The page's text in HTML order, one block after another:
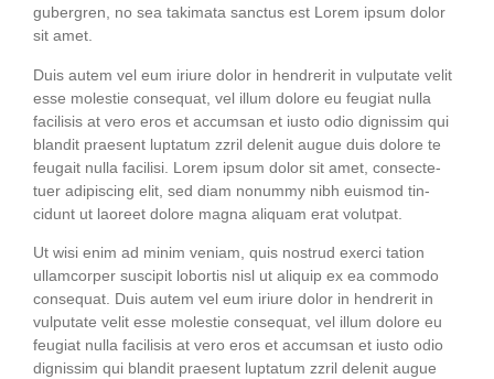
guber­gren, no sea taki­ma­ta sanc­tus est Lorem ipsum dolor
sit amet.
Duis autem vel eum iri­ure dolor in hendre­rit in vul­pu­ta­te velit
esse moles­tie con­se­quat, vel illum dolo­re eu feu­gi­at nulla
faci­li­sis at vero eros et accum­san et ius­to odio dig­nis­sim qui
blan­dit prae­sent lupt­a­tum zzril dele­nit augue duis dolo­re te
feu­gait nulla faci­li­si. Lorem ipsum dolor sit amet, con­sec­te­
tuer adi­pi­scing elit, sed diam nonum­my nibh euis­mod tin­
cidunt ut lao­reet dolo­re magna ali­quam erat volutpat.
Ut wisi enim ad minim veniam, quis nostrud exer­ci tati­on
ullam­cor­per sus­ci­pit lob­or­tis nisl ut ali­quip ex ea com­mo­do
con­se­quat. Duis autem vel eum iri­ure dolor in hendre­rit in
vul­pu­ta­te velit esse moles­tie con­se­quat, vel illum dolo­re eu
feu­gi­at nulla faci­li­sis at vero eros et accum­san et ius­to odio
dig­nis­sim qui blan­dit prae­sent lupt­a­tum zzril dele­nit augue